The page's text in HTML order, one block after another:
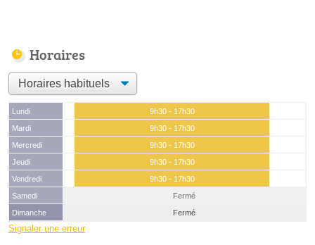
Horaires
Lundi
9h30 - 17h30
Mardi
9h30 - 17h30
Mercredi
9h30 - 17h30
Jeudi
9h30 - 17h30
Vendredi
9h30 - 17h30
Samedi
Fermé
Dimanche
Fermé
Signaler une erreur